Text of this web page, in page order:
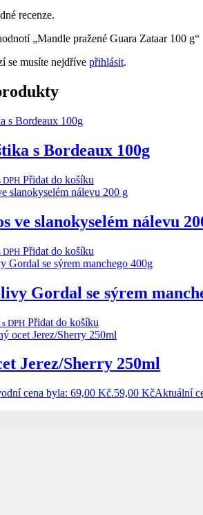
recenze.
„Mandle pražené Guara Zataar 100 g“
se musíte nejdříve přihlásit.
s Bordeaux 100g
DPH Přidat do košíku
ve slanokyselém nálevu
DPH Přidat do košíku
Gordal se sýrem
DPH Přidat do košíku
Jerez/Sherry 250ml
cena byla: 69,00 Kč.59,00 KčAktuální